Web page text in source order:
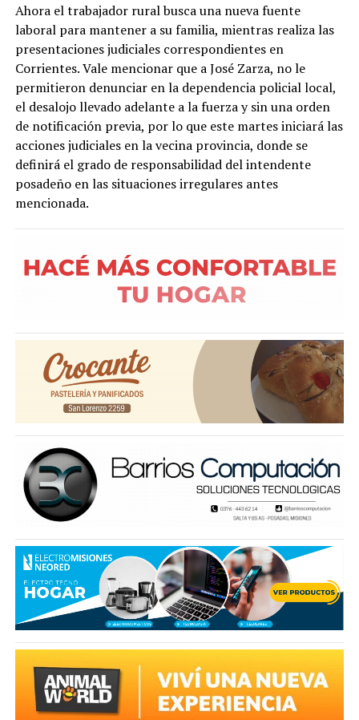
Ahora el trabajador rural busca una nueva fuente
laboral para mantener a su familia, mientras realiza las
presentaciones judiciales correspondientes en
Corrientes. Vale mencionar que a José Zarza, no le
permitieron denunciar en la dependencia policial local,
el desalojo llevado adelante a la fuerza y sin una orden
de notificación previa, por lo que este martes iniciará las
acciones judiciales en la vecina provincia, donde se
definirá el grado de responsabilidad del intendente
posadeño en las situaciones irregulares antes
mencionada.